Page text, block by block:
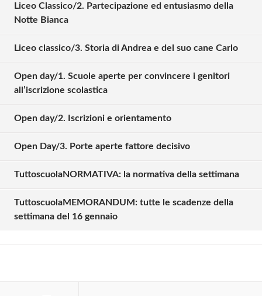
Liceo Classico/2. Partecipazione ed entusiasmo della
Notte Bianca
Liceo classico/3. Storia di Andrea e del suo cane Carlo
Open day/1. Scuole aperte per convincere i genitori
all’iscrizione scolastica
Open day/2. Iscrizioni e orientamento
Open Day/3. Porte aperte fattore decisivo
TuttoscuolaNORMATIVA: la normativa della settimana
TuttoscuolaMEMORANDUM: tutte le scadenze della
settimana del 16 gennaio
Solo gli utenti registrati possono
commentare!
Effettua il Login o Registrati
oppure accedi via
cultura dal basso!!!